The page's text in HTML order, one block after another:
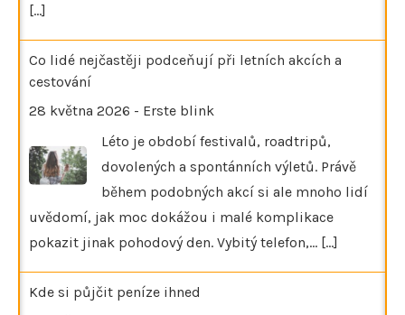
[...]
Co lidé nejčastěji podceňují při letních akcích a
cestování
28 května 2026 - Erste blink
Léto je období festivalů, roadtripů,
dovolených a spontánních výletů. Právě
během podobných akcí si ale mnoho lidí
uvědomí, jak moc dokážou i malé komplikace
pokazit jinak pohodový den. Vybitý telefon,… [...]
Kde si půjčit peníze ihned